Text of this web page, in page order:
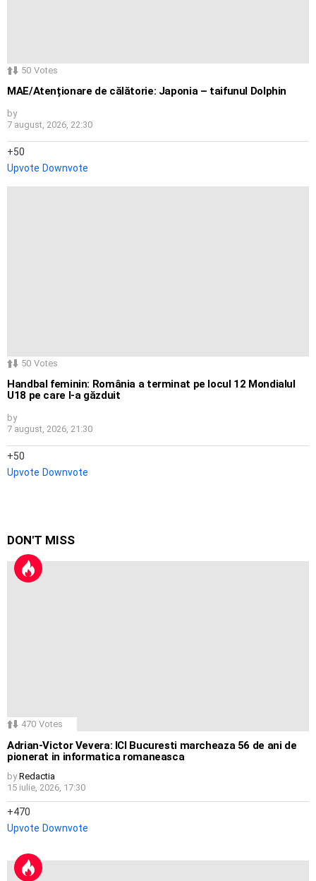
50 Votes
MAE/Atenționare de călătorie: Japonia – taifunul Dolphin
by
7 august, 2026, 22:30
50
Upvote Downvote
50 Votes
Handbal feminin: România a terminat pe locul 12 Mondialul
U18 pe care l-a găzduit
by
7 august, 2026, 21:30
50
Upvote Downvote
DON'T MISS
470 Votes
Adrian-Victor Vevera: ICI Bucuresti marcheaza 56 de ani de
pionerat in informatica romaneasca
by Redactia
15 iulie, 2026, 17:30
470
Upvote Downvote